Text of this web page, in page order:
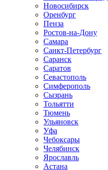
Новосибирск
Оренбург
Пенза
Ростов-на-Дону
Самара
Санкт-Петербург
Саранск
Саратов
Севастополь
Симферополь
Сызрань
Тольятти
Тюмень
Ульяновск
Уфа
Чебоксары
Челябинск
Ярославль
Астана